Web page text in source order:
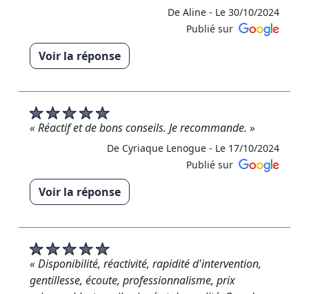
De Aline - Le 30/10/2024
Publié sur
Voir la réponse
heureux d'apprendre que notre intervention vous a
satisfait. Nous serons ravis de vous servir à
nouveau. »
De RM RENOVATION - Le 30/10/2024
« Réactif et de bons conseils. Je recommande. »
De Cyriaque Lenogue - Le 17/10/2024
Publié sur
Voir la réponse
notre prestation ait répondu à vos attentes. »
De RM RENOVATION - Le 08/11/2024
« Disponibilité, réactivité, rapidité d'intervention,
gentillesse, écoute, professionnalisme, prix